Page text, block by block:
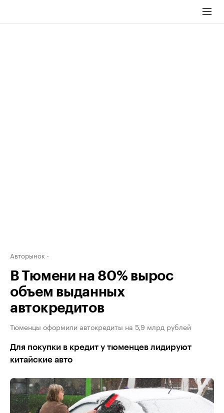
Авторынок
В Тюмени на 80% вырос
объем выданных
автокредитов
Тюменцы оформили автокредиты на 5,9 млрд рублей
Для покупки в кредит у тюменцев лидируют
китайские авто